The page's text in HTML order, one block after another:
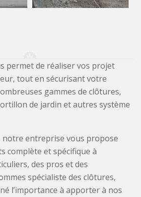
permet de réaliser vos projet
tout en sécurisant votre
gammes de clôtures,
de jardin et autres système
entreprise vous propose
complète et spécifique à
des pros et des
spécialiste des clôtures,
l’importance à apporter à nos